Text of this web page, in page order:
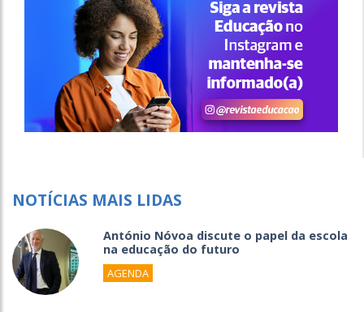
NOTÍCIAS MAIS LIDAS
António Nóvoa discute o papel da escola
na educação do futuro
AGENDA